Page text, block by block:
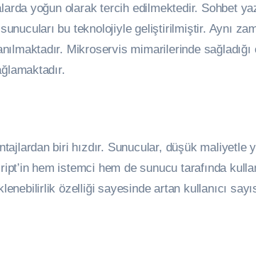
yoğun olarak tercih edilmektedir. Sohbet
bu teknolojiyle geliştirilmiştir. Aynı
Mikroservis mimarilerinde
biri hızdır. Sunucular, düşük maliyetle
hem istemci hem de sunucu tarafında
özelliği sayesinde artan kullanıcı